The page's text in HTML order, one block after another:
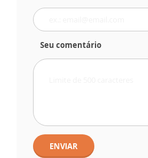
Seu comentário
ENVIAR